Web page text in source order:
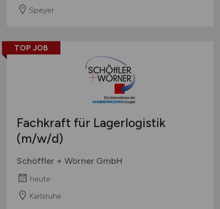
Speyer
TOP JOB
Fachkraft für Lagerlogistik
(m/w/d)
Schöffler + Wörner GmbH
heute
Karlsruhe